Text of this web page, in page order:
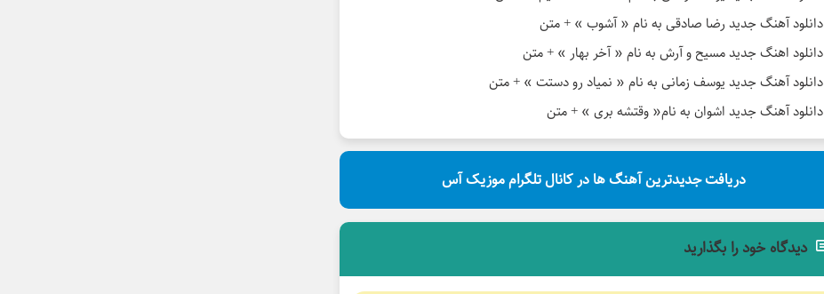
دانلود آهنگ جدید رضا صادقی به نام « آشوب » + متن
دانلود اهنگ جدید مسیح و آرش به نام « آخر بهار » + متن
دانلود آهنگ جدید یوسف زمانی به نام « نمیاد رو دستت » + متن
دانلود آهنگ جدید اشوان به نام« وقتشه بری » + متن
دریافت جدیدترین آهنگ ها در کانال تلگرام موزیک آس
دیدگاه خود را بگذارید